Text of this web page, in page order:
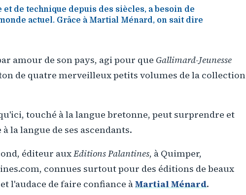
de technique depuis des siècles, a besoin de
actuel. Grâce à Martial Ménard, on sait dire
amour de son pays, agi pour que Gallimard-Jeunesse
de quatre merveilleux petits volumes de la collection
touché à la langue bretonne, peut surprendre et
la langue de ses ascendants.
éditeur auxEditions Palantines, à Quimper,
connues surtout pour des éditions de beaux
l'audace de faire confiance àMartial Ménard.